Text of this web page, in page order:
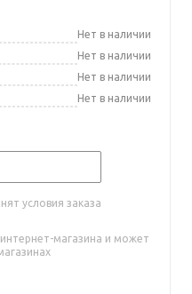
Нет в наличии
Нет в наличии
Нет в наличии
Нет в наличии
условия заказа
магазина и может